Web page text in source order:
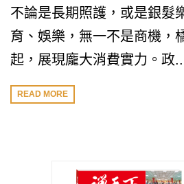
不論是長期照護，或是銀髮
育、娛樂，無一不是商機，
起，展現龐大消費實力。政
READ MORE